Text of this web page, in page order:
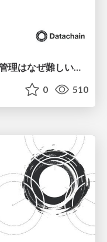
0 510